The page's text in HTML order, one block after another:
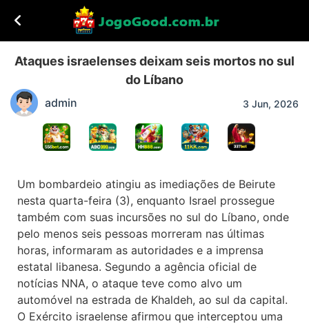
Ataques israelenses deixam seis mortos no sul
do Líbano
admin 3 Jun, 2026
Um bombardeio atingiu as imediações de Beirute
nesta quarta-feira (3), enquanto Israel prossegue
também com suas incursões no sul do Líbano, onde
pelo menos seis pessoas morreram nas últimas
horas, informaram as autoridades e a imprensa
estatal libanesa. Segundo a agência oficial de
notícias NNA, o ataque teve como alvo um
automóvel na estrada de Khaldeh, ao sul da capital.
O Exército israelense afirmou que interceptou uma